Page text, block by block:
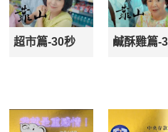
超市篇-30秒 鹹酥雞篇-